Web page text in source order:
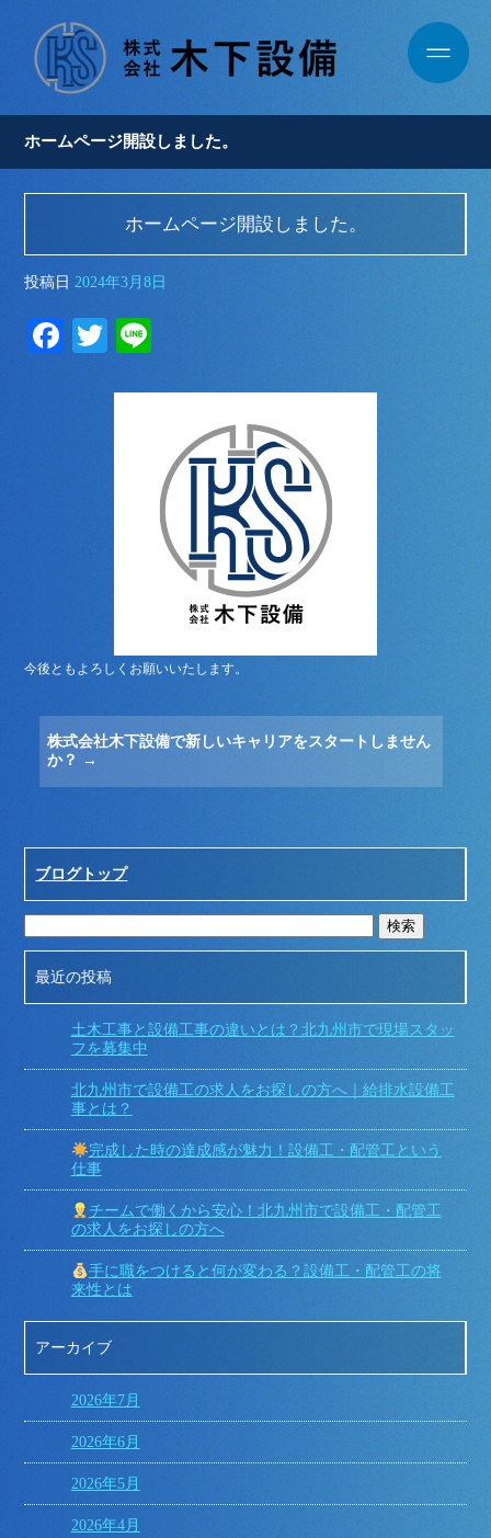
ホームページ開設しました。
ホームページ開設しました。
投稿日 2024年3月8日
Fa T
tte
今後ともよろしくお願いいたします。
株式会社木下設備で新しいキャリアをスタートしません
か？ →
ブログトップ
最近の投稿
土木工事と設備工事の違いとは？北九州市で現場スタッ
フを募集中
北九州市で設備工の求人をお探しの方へ｜給排水設備工
事とは？
完成した時の達成感が魅力！設備工・配管工という
仕事
チームで働くから安心！北九州市で設備工・配管工
の求人をお探しの方へ
手に職をつけると何が変わる？設備工・配管工の将
来性とは
アーカイブ
2026年7月
2026年6月
2026年5月
2026年4月